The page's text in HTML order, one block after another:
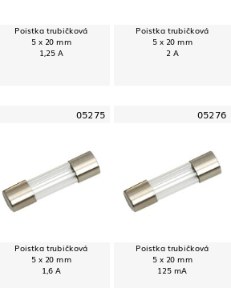
Poistka trubičková
5 x 20 mm
1,25 A
Poistka trubičková
5 x 20 mm
2 A
05275
Poistka trubičková
5 x 20 mm
1,6 A
05276
Poistka trubičková
5 x 20 mm
125 mA